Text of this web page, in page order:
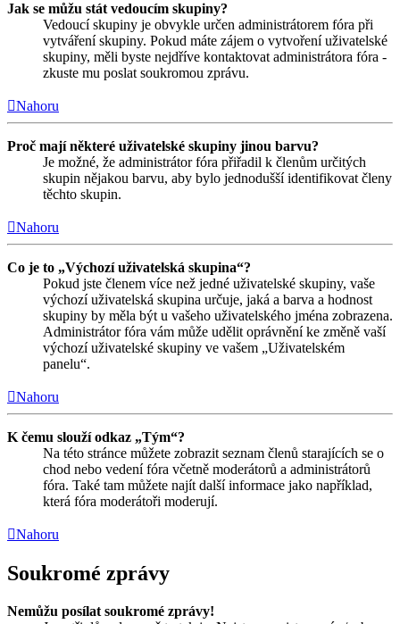
Jak se můžu stát vedoucím skupiny?
Vedoucí skupiny je obvykle určen administrátorem fóra při
vytváření skupiny. Pokud máte zájem o vytvoření uživatelské
skupiny, měli byste nejdříve kontaktovat administrátora fóra -
zkuste mu poslat soukromou zprávu.
Nahoru
Proč mají některé uživatelské skupiny jinou barvu?
Je možné, že administrátor fóra přiřadil k členům určitých
skupin nějakou barvu, aby bylo jednodušší identifikovat členy
těchto skupin.
Nahoru
Co je to „Výchozí uživatelská skupina“?
Pokud jste členem více než jedné uživatelské skupiny, vaše
výchozí uživatelská skupina určuje, jaká a barva a hodnost
skupiny by měla být u vašeho uživatelského jména zobrazena.
Administrátor fóra vám může udělit oprávnění ke změně vaší
výchozí uživatelské skupiny ve vašem „Uživatelském
panelu“.
Nahoru
K čemu slouží odkaz „Tým“?
Na této stránce můžete zobrazit seznam členů starajících se o
chod nebo vedení fóra včetně moderátorů a administrátorů
fóra. Také tam můžete najít další informace jako například,
která fóra moderátoři moderují.
Nahoru
Soukromé zprávy
Nemůžu posílat soukromé zprávy!